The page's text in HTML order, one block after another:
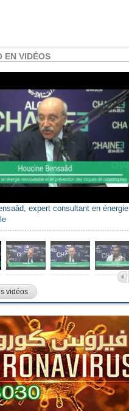
EN VIDÉOS
expert consultant en énergie
de la Confédération
patronat citoyen CAPC
vidéos